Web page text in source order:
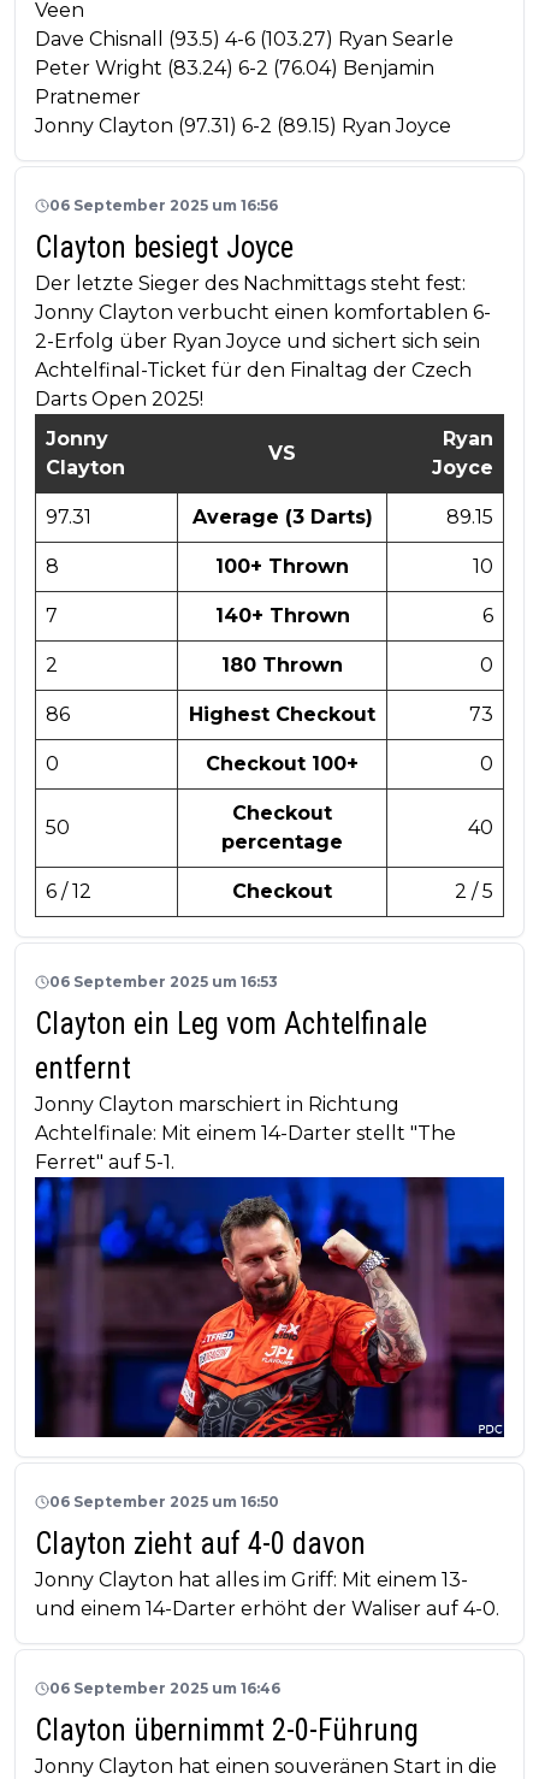
Veen
Dave Chisnall (93.5) 4-6 (103.27) Ryan Searle
Peter Wright (83.24) 6-2 (76.04) Benjamin
Pratnemer
Jonny Clayton (97.31) 6-2 (89.15) Ryan Joyce
06 September 2025 um 16:56
Clayton besiegt Joyce
Der letzte Sieger des Nachmittags steht fest:
Jonny Clayton verbucht einen komfortablen 6-
2-Erfolg über Ryan Joyce und sichert sich sein
Achtelfinal-Ticket für den Finaltag der Czech
Darts Open 2025!
Jonny
Clayton
VS
Ryan
Joyce
97.31 Average (3 Darts) 89.15
8 100+ Thrown 10
7 140+ Thrown 6
2 180 Thrown 0
86 Highest Checkout 73
0 Checkout 100+ 0
50
Checkout
percentage
40
6 / 12 Checkout 2 / 5
06 September 2025 um 16:53
Clayton ein Leg vom Achtelfinale
entfernt
Jonny Clayton marschiert in Richtung
Achtelfinale: Mit einem 14-Darter stellt "The
Ferret" auf 5-1.
06 September 2025 um 16:50
Clayton zieht auf 4-0 davon
Jonny Clayton hat alles im Griff: Mit einem 13-
und einem 14-Darter erhöht der Waliser auf 4-0.
06 September 2025 um 16:46
Clayton übernimmt 2-0-Führung
Jonny Clayton hat einen souveränen Start in die